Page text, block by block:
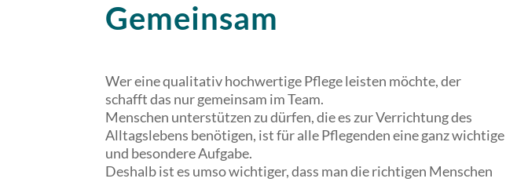
Gemeinsam
Wer eine qualitativ hochwertige Pflege leisten möchte, der
schafft das nur gemeinsam im Team.
Menschen unterstützen zu dürfen, die es zur Verrichtung des
Alltagslebens benötigen, ist für alle Pflegenden eine ganz wichtige
und besondere Aufgabe.
Deshalb ist es umso wichtiger, dass man die richtigen Menschen